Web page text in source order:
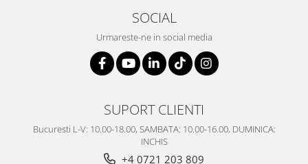
SOCIAL
Urmareste-ne in social media
SUPORT CLIENTI
Bucuresti L-V: 10.00-18.00, SAMBATA: 10.00-16.00, DUMINICA:
INCHIS
+4 0721 203 809